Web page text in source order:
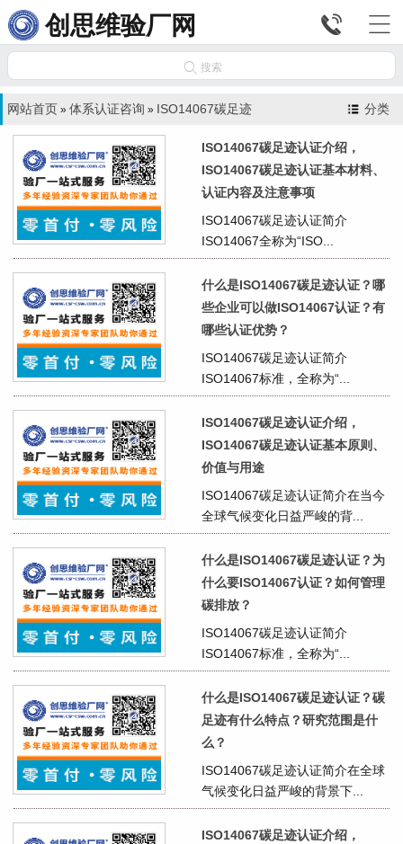
创思维验厂网 

 搜索
分类
网站首页 » 体系认证咨询 » ISO14067碳足迹
ISO14067碳足迹认证介绍，
ISO14067碳足迹认证基本材料、
认证内容及注意事项
ISO14067碳足迹认证简介
ISO14067全称为“ISO...
什么是ISO14067碳足迹认证？哪
些企业可以做ISO14067认证？有
哪些认证优势？
ISO14067碳足迹认证简介
ISO14067标准，全称为“...
ISO14067碳足迹认证介绍，
ISO14067碳足迹认证基本原则、
价值与用途
ISO14067碳足迹认证简介在当今
全球气候变化日益严峻的背...
什么是ISO14067碳足迹认证？为
什么要ISO14067认证？如何管理
碳排放？
ISO14067碳足迹认证简介
ISO14067标准，全称为“...
什么是ISO14067碳足迹认证？碳
足迹有什么特点？研究范围是什
么？
ISO14067碳足迹认证简介在全球
气候变化日益严峻的背景下...
ISO14067碳足迹认证介绍，